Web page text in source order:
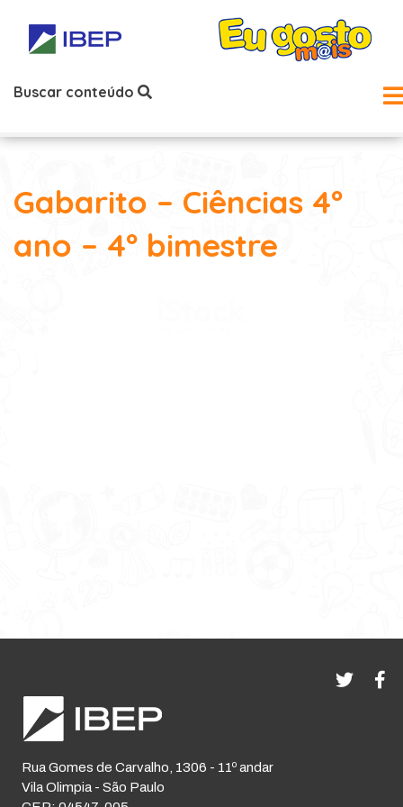
Buscar conteúdo
Gabarito – Ciências 4º
ano – 4º bimestre
Rua Gomes de Carvalho, 1306 - 11º andar
Vila Olimpia - São Paulo